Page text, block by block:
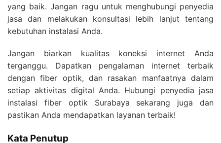
yang baik. Jangan ragu untuk menghubungi penyedia
jasa dan melakukan konsultasi lebih lanjut tentang
kebutuhan instalasi Anda.
Jangan biarkan kualitas koneksi internet Anda
terganggu. Dapatkan pengalaman internet terbaik
dengan fiber optik, dan rasakan manfaatnya dalam
setiap aktivitas digital Anda. Hubungi penyedia jasa
instalasi fiber optik Surabaya sekarang juga dan
pastikan Anda mendapatkan layanan terbaik!
Kata Penutup